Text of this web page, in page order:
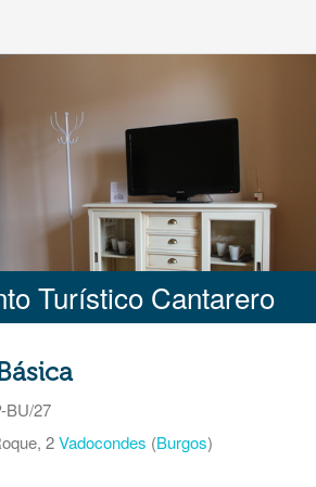
Turístico Cantarero
BU/27
2Vadocondes (Burgos)